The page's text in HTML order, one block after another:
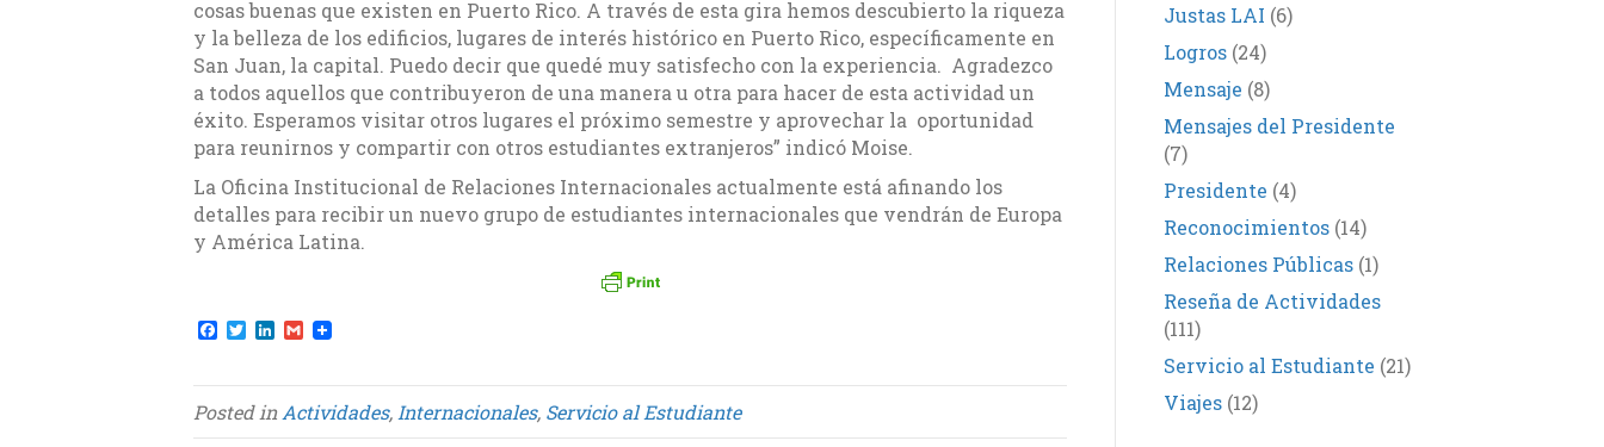
cosas buenas que existen en Puerto Rico. A través de esta gira hemos descubierto la riqueza
y la belleza de los edificios, lugares de interés histórico en Puerto Rico, específicamente en
San Juan, la capital. Puedo decir que quedé muy satisfecho con la experiencia. Agradezco
a todos aquellos que contribuyeron de una manera u otra para hacer de esta actividad un
éxito. Esperamos visitar otros lugares el próximo semestre y aprovechar la oportunidad
para reunirnos y compartir con otros estudiantes extranjeros” indicó Moise.
La Oficina Institucional de Relaciones Internacionales actualmente está afinando los
detalles para recibir un nuevo grupo de estudiantes internacionales que vendrán de Europa
y América Latina.
F
a
e
b
o
T
w
t
t
e
L
k
e
d
G
m
i
l
Posted inActividades, Internacionales, Servicio al Estudiante
Justas LAI (6)
Logros(24)
Mensaje (8)
Mensajes del Presidente
(7)
Presidente (4)
Reconocimientos(14)
Relaciones Públicas(1)
Reseña de Actividades
(111)
Servicio al Estudiante (21)
Viajes(12)